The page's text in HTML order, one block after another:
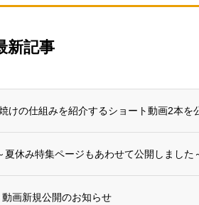
新記事
けの仕組みを紹介するショート動画2本を
休み特集ページもあわせて公開しました
画新規公開のお知らせ